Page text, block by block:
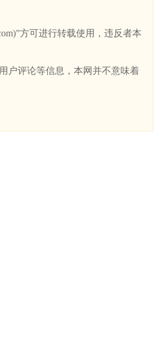
方可进行转载使用，违反者本
户评论等信息，本网并不意味着